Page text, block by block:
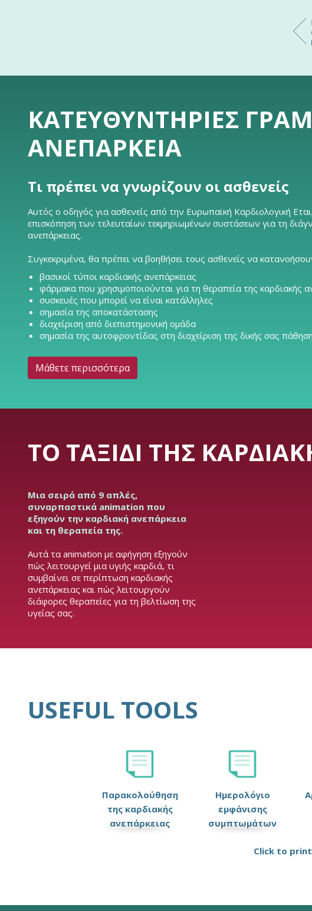
ΚΑΤΕΥΘΥΝΤΉΡΙΕΣ
ΑΝΕΠΆΡΚΕΙΑ
Τι πρέπει να γνωρίζουν οι ασθενείς
Αυτός ο οδηγός για ασθενείς από την Ευρωπαϊκή Καρδιολογική
επισκόπηση των τελευταίων τεκμηριωμένων συστάσεων για τη
ανεπάρκειας.
Συγκεκριμένα, θα πρέπει να βοηθήσει τους ασθενείς να
βασικοί τύποι καρδιακής ανεπάρκειας
φάρμακα που χρησιμοποιούνται για τη θεραπεία της καρδιακής
συσκευές που μπορεί να είναι κατάλληλες
σημασία της αποκατάστασης
διαχείριση από διεπιστημονική ομάδα
σημασία της αυτοφροντίδας στη διαχείριση της δικής σας
Μάθετε περισσότερα
ΤΟ ΤΑΞΊΔΙ ΤΗΣ
Μια σειρά από 9 απλές,
συναρπαστικά animation που
εξηγούν την καρδιακή ανεπάρκεια
και τη θεραπεία της.
Αυτά τα animation με αφήγηση εξηγούν
πώς λειτουργεί μια υγιής καρδιά, τι
συμβαίνει σε περίπτωση καρδιακής
ανεπάρκειας και πώς λειτουργούν
διάφορες θεραπείες για τη βελτίωση της
υγείας σας.
USEFUL TOOLS
Παρακολούθηση
της καρδιακής
ανεπάρκειας
Ημερολόγιο
εμφάνισης
συμπτωμάτων
Click to